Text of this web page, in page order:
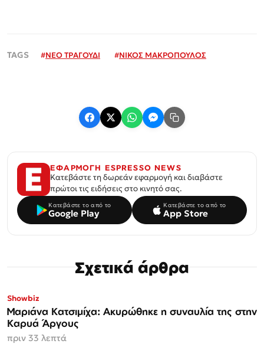
#ΝΕΟ ΤΡΑΓΟΥΔΙ #ΝΙΚΟΣ ΜΑΚΡΟΠΟΥΛΟΣ
ΕΦΑΡΜΟΓΗ ESPRESSO NEWS
Κατεβάστε τη δωρεάν εφαρμογή και διαβάστε
πρώτοι τις ειδήσεις στο κινητό σας.
Κατεβάστε το από το
Google Play
Κατεβάστε το από το
App Store
Σχετικά άρθρα
Showbiz
Μαριάνα Κατσιμίχα: Ακυρώθηκε η συναυλία της στην
Καρυά Άργους
πριν 33 λεπτά